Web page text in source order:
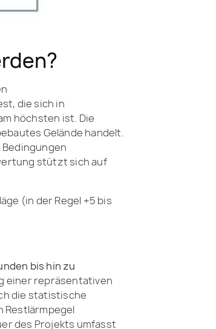
die sich in
höchsten ist. Die
Gelände handelt.
stützt sich auf
(in der Regel +5 bis
bis hin zu
einer repräsentativen
die statistische
Restlärmpegel
des Projekts umfasst